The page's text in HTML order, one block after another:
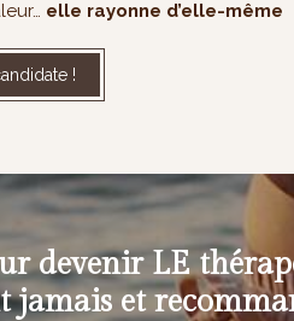
elle rayonne d’elle-même
!
devenir LE
jamais et